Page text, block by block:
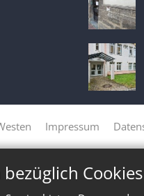
Cookies
Impressum